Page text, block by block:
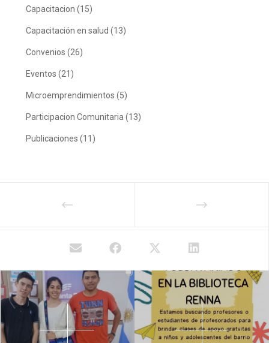
Capacitacion (15)
Capacitación en salud (13)
Convenios (26)
Eventos (21)
Microemprendimientos (5)
Participacion Comunitaria(13)
Publicaciones (11)